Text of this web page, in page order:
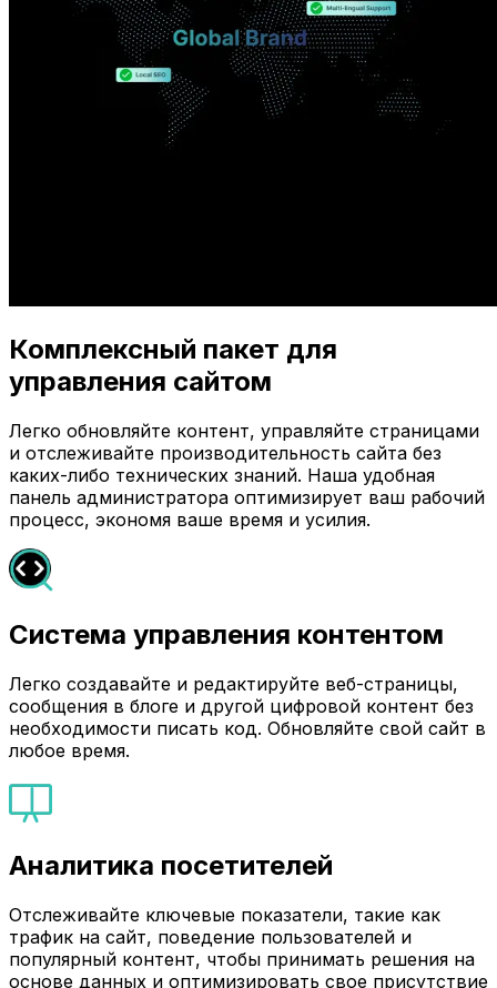
Комплексный пакет для
управления сайтом
Легко обновляйте контент, управляйте страницами
и отслеживайте производительность сайта без
каких-либо технических знаний. Наша удобная
панель администратора оптимизирует ваш рабочий
процесс, экономя ваше время и усилия.
Система управления контентом
Легко создавайте и редактируйте веб-страницы,
сообщения в блоге и другой цифровой контент без
необходимости писать код. Обновляйте свой сайт в
любое время.
Аналитика посетителей
Отслеживайте ключевые показатели, такие как
трафик на сайт, поведение пользователей и
популярный контент, чтобы принимать решения на
основе данных и оптимизировать свое присутствие